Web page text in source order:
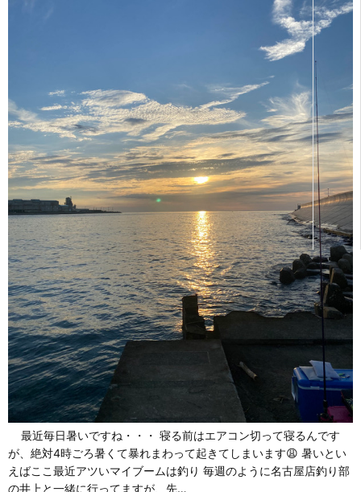
最近毎日暑いですね・・・ 寝る前はエアコン切って寝るんです
が、絶対4時ごろ暑くて暴れまわって起きてしまいます😩 暑いとい
えばここ最近アツいマイブームは釣り 毎週のように名古屋店釣り部
の井上と一緒に行ってますが、先…